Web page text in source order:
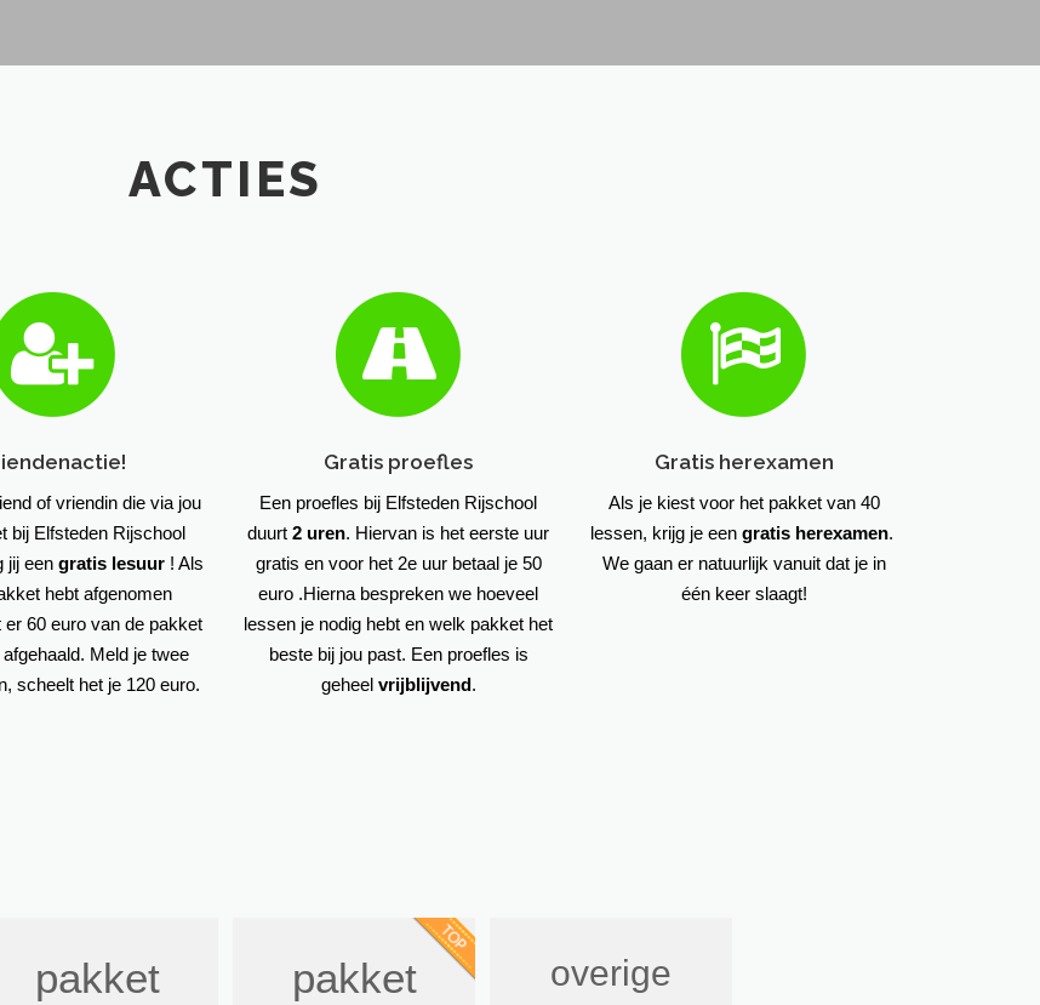
ACTIES
of vriendin die via jou
bij Elfsteden Rijschool
jij een gratis lesuur ! Als
hebt afgenomen
er 60 euro van de pakket
Meld je twee
scheelt het je 120 euro.
Gratis proefles
Een proefles bij Elfsteden Rijschool
duurt 2 uren. Hiervan is het eerste uur
gratis en voor het 2e uur betaal je 50
euro .Hierna bespreken we hoeveel
lessen je nodig hebt en welk pakket het
beste bij jou past. Een proefles is
geheelvrijblijvend.
Gratis herexamen
Als je kiest voor het pakket van 40
lessen, krijg je een gratis herexamen.
We gaan er natuurlijk vanuit dat je in
één keer slaagt!
pakket
pakket
overige